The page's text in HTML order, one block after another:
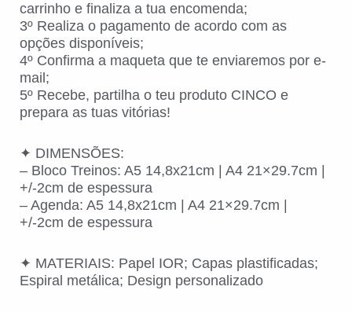
carrinho e finaliza a tua encomenda;
3º Realiza o pagamento de acordo com as
opções disponíveis;
4º Confirma a maqueta que te enviaremos por e-
mail;
5º Recebe, partilha o teu produto CINCO e
prepara as tuas vitórias!
✦ DIMENSÕES:
– Bloco Treinos: A5 14,8x21cm | A4 21×29.7cm |
+/-2cm de espessura
– Agenda: A5 14,8x21cm | A4 21×29.7cm |
+/-2cm de espessura
✦ MATERIAIS: Papel IOR; Capas plastificadas;
Espiral metálica; Design personalizado